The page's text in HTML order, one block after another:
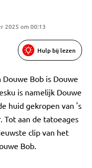
2025 om 00:13
Hulp bij lezen
Douwe Bob is Douwe
is namelijk Douwe
huid gekropen van 's
Tot aan de tatoeages
clip van het
Bob.